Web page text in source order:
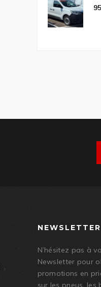
95
NEWSLETTER
N’hésitez pas à
Newsletter pour
promotions en
sur les pneus, les